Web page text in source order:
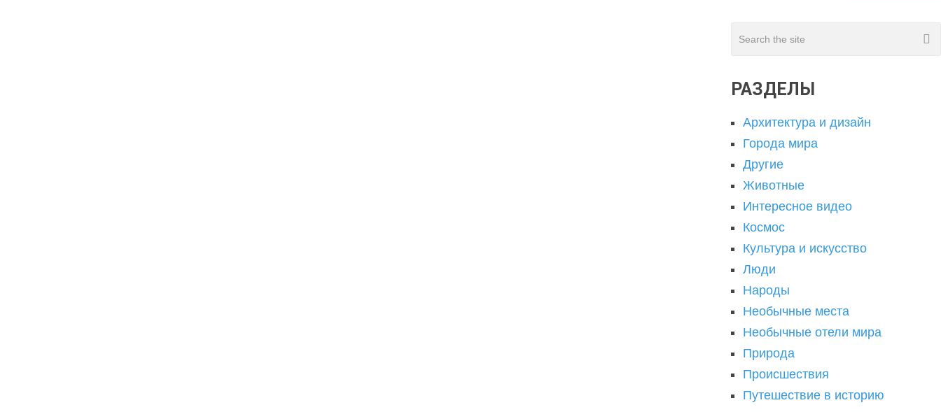
РАЗДЕЛЫ
Архитектура и дизайн
Города мира
Другие
Животные
Интересное видео
Космос
Культура и искусство
Люди
Народы
Необычные места
Необычные отели мира
Природа
Происшествия
Путешествие в историю